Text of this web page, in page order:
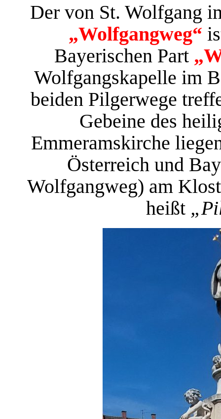
Der von St. Wolfgang
„Wolfgangweg“
Bayerischen Part
Wolfgangskapelle im
beiden Pilgerwege
Gebeine des
Emmeramskirche
Österreich und
Wolfgangweg) am
heißt